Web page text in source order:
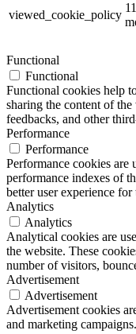
viewed_cookie_policy
11
Functional
Functional
Functional cookies help
sharing the content of
feedbacks, and other
Performance
Performance
Performance cookies are
performance indexes of
better user experience for
Analytics
Analytics
Analytical cookies are
the website. These
number of visitors,
Advertisement
Advertisement
Advertisement cookies
and marketing